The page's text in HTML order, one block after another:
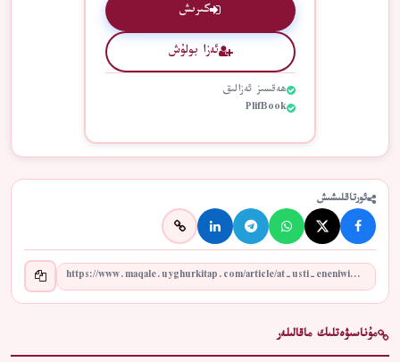
كىرىش
ئەزا بولۇش
ھەقسىز ئەزالىق
PlifBook
ئورتاقلىشىش
مۇناسىۋەتلىك ماقالىلەر